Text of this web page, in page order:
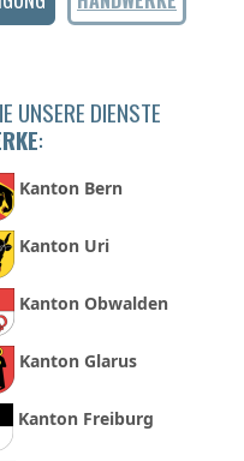
UNSERE DIENSTE
:
Kanton Bern
Kanton Uri
Kanton Obwalden
Kanton Glarus
Kanton Freiburg